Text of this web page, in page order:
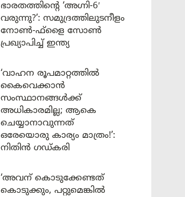
ഭാരതത്തിന്റെ ‘അഗ്നി-6′
വരുന്നു?’: സമുദ്രത്തിലുടനീളം
നോൺ-ഫ്ളൈ സോൺ
പ്രഖ്യാപിച്ച് ഇന്ത്യ
‘വാഹന രൂപമാറ്റത്തിൽ
കൈവെക്കാൻ
സംസ്ഥാനങ്ങൾക്ക്
അധികാരമില്ല; ആകെ
ചെയ്യാനാവുന്നത്
ഒരേയൊരു കാര്യം മാത്രം!’:
നിതിൻ ഗഡ്കരി
‘അവന് കൊടുക്കേണ്ടത്
കൊടുക്കും, പറ്റുമെങ്കിൽ